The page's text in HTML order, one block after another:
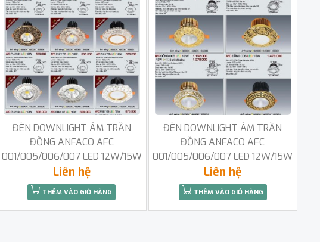
ĐÈN DOWNLIGHT ÂM TRẦN
ĐỒNG ANFACO AFC
001/005/006/007 LED 12W/15W
Liên hệ
THÊM VÀO GIỎ HÀNG
ĐÈN DOWNLIGHT ÂM TRẦN
ĐỒNG ANFACO AFC
001/005/006/007 LED 12W/15W
Liên hệ
THÊM VÀO GIỎ HÀNG